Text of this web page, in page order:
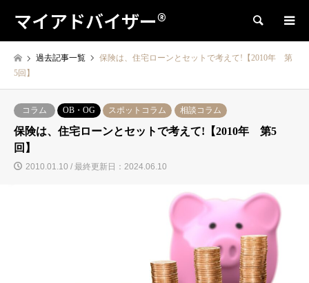
マイアドバイザー® 検索
過去記事一覧
保険は、住宅ローンとセットで考えて!【2010年 第
5回】
コラム OB・OG スポットコラム 相談コラム
保険は、住宅ローンとセットで考えて!【2010年 第5
回】
2010.01.10 / 最終更新日：2024.06.10